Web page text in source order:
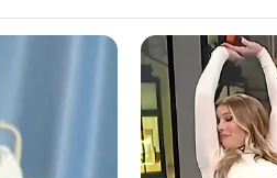
italian i lë